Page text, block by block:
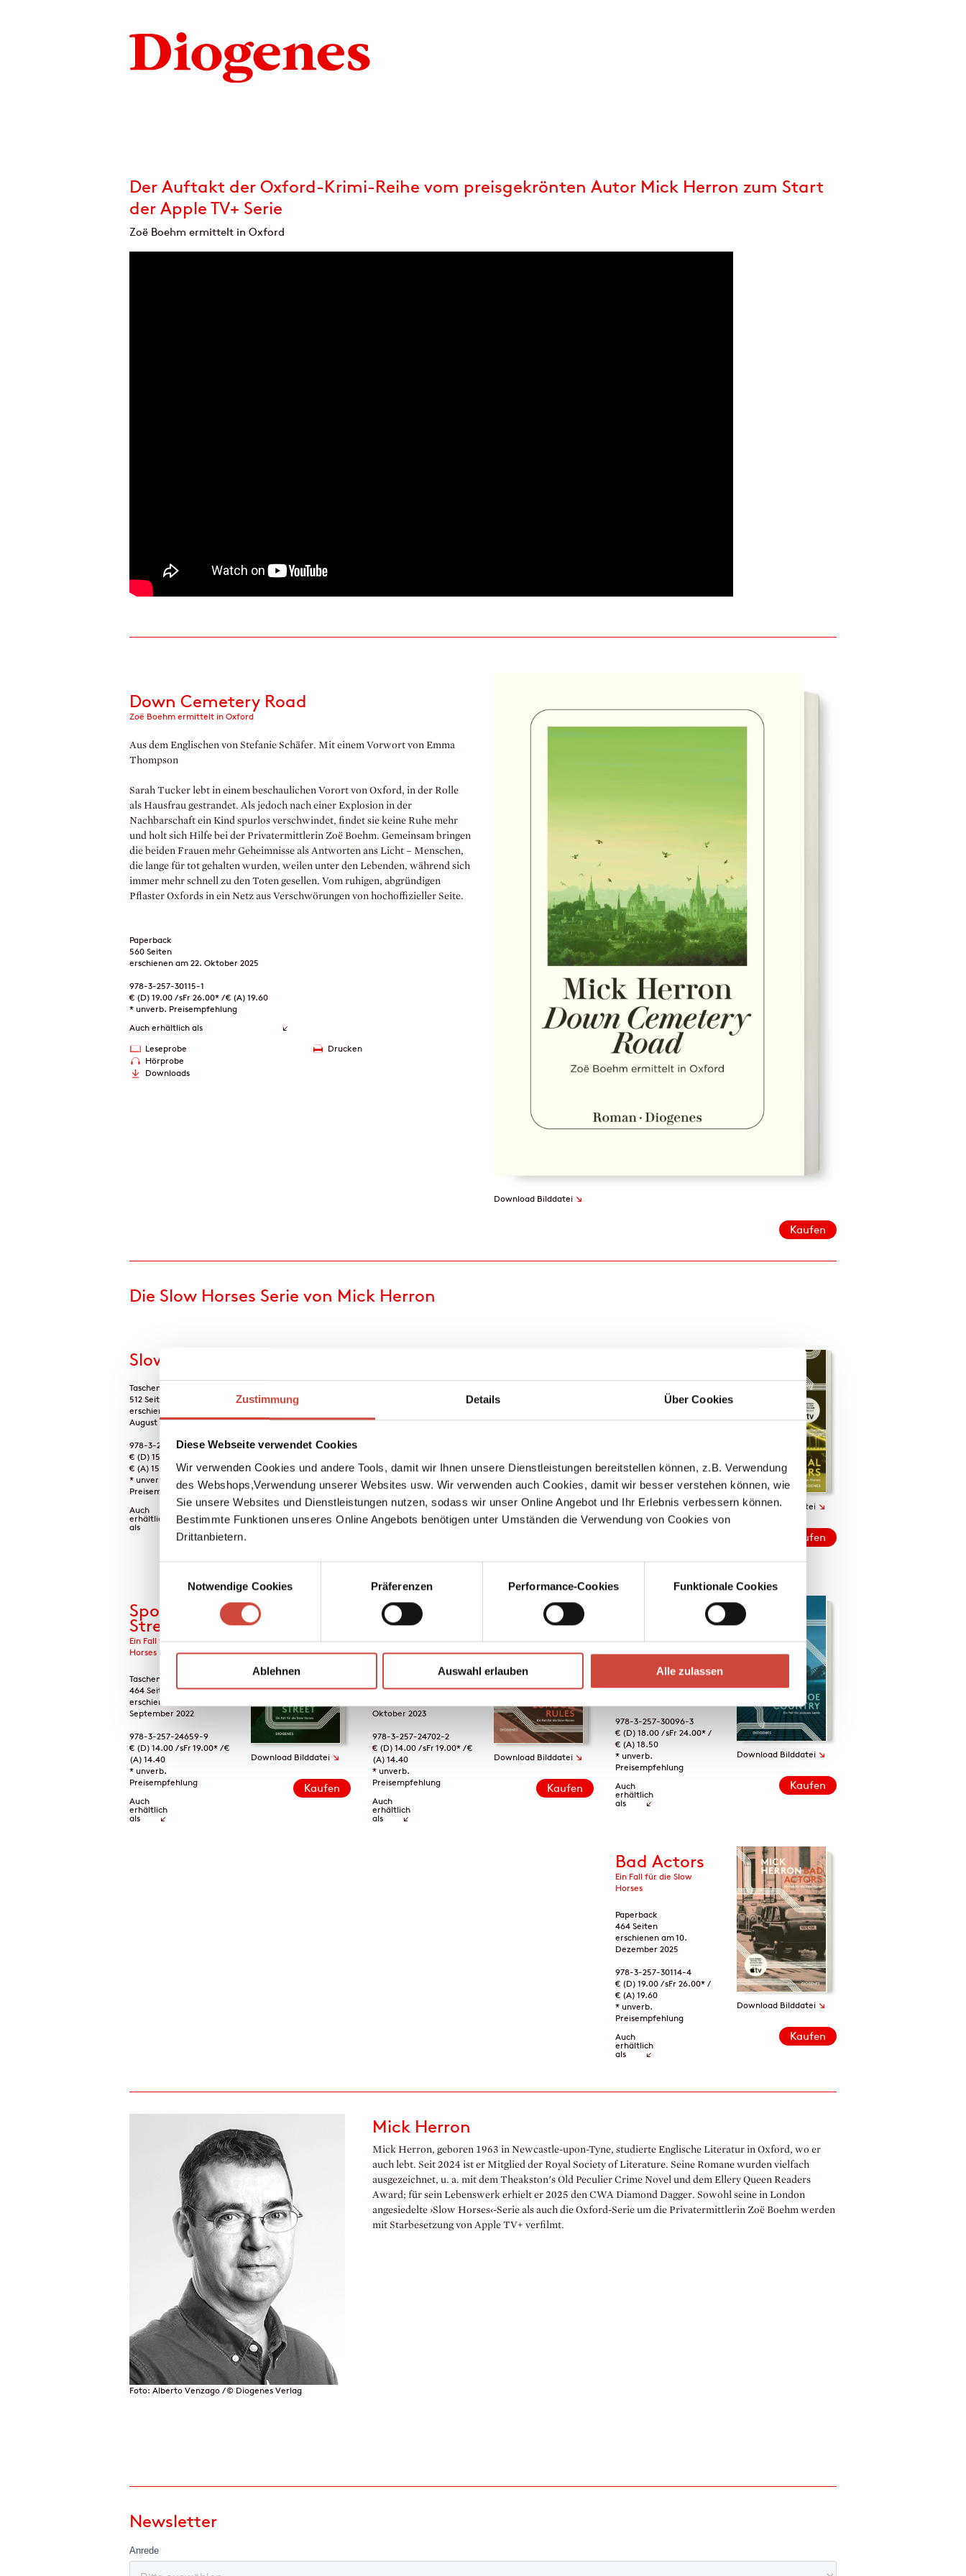
Zustimmung Details Über Cookies
Diese Webseite verwendet Cookies
Wir verwenden Cookies und andere Tools, damit wir Ihnen unsere Dienstleistungen bereitstellen können, z.B. Verwendung
des Webshops,Verwendung unserer Websites usw. Wir verwenden auch Cookies, damit wir besser verstehen können, wie
Sie unsere Websites und Dienstleistungen nutzen, sodass wir unser Online Angebot und Ihr Erlebnis verbessern können.
Bestimmte Funktionen unseres Online Angebots benötigen unter Umständen die Verwendung von Cookies von
Drittanbietern.
Notwendige Cookies
Präferenzen Performance-Cookies Funktionale Cookies
Ablehnen Auswahl erlauben Alle zulassen
Der Auftakt der Oxford-Krimi-Reihe vom preisgekrönten Autor Mick Herron zum Start
der Apple TV+ Serie
Zoë Boehm ermittelt in Oxford
Download Bilddatei ↘
Kaufen
Down Cemetery Road
Zoë Boehm ermittelt in Oxford
Aus dem Englischen von Stefanie Schäfer. Mit einem Vorwort von Emma
Thompson
Sarah Tucker lebt in einem beschaulichen Vorort von Oxford, in der Rolle
als Hausfrau gestrandet. Als jedoch nach einer Explosion in der
Nachbarschaft ein Kind spurlos verschwindet, findet sie keine Ruhe mehr
und holt sich Hilfe bei der Privatermittlerin Zoë Boehm. Gemeinsam bringen
die beiden Frauen mehr Geheimnisse als Antworten ans Licht – Menschen,
die lange für tot gehalten wurden, weilen unter den Lebenden, während sich
immer mehr schnell zu den Toten gesellen. Vom ruhigen, abgründigen
Pflaster Oxfords in ein Netz aus Verschwörungen von hochoffizieller Seite.
Paperback
560 Seiten
erschienen am 22. Oktober 2025
978-3-257-30115-1
€ (D) 19.00 / sFr 26.00* / € (A) 19.60
* unverb. Preisempfehlung
Auch erhältlich als
Leseprobe
Hörprobe
Downloads
Drucken
Die Slow Horses Serie von Mick Herron
Download Bilddatei ↘
Slow Horses
Taschenbuch
512 Seiten
erschienen am 28.
August 2019
978-3-257-24505-9
€ (D) 15.00 / sFr 20.00* /
€ (A) 15.50
* unverb.
Preisempfehlung
Auch
erhältlich
als
Download Bilddatei ↘
978-3-257-24555-4
€ (D) 15.00 / sFr 20.00* /
* unverb.
Preisempfehlung
Download Bilddatei ↘
Kaufen
978-3-257-24614-8
€ (D) 15.00 / sFr 20.00* /
* unverb.
Preisempfehlung
Download Bilddatei ↘
Kaufen
Spook
Street
Ein Fall für die Slow
Horses
Taschenbuch
464 Seiten
erschienen am 28.
September 2022
978-3-257-24659-9
€ (D) 14.00 / sFr 19.00* / €
(A) 14.40
* unverb.
Preisempfehlung
Auch
erhältlich
als
Download Bilddatei ↘
Kaufen
London
Rules
Ein Fall für die Slow
Horses
496 Seiten
Oktober 2023
978-3-257-24702-2
€ (D) 14.00 / sFr 19.00* / €
(A) 14.40
* unverb.
Preisempfehlung
Auch
erhältlich
als
Download Bilddatei ↘
Kaufen
Joe Country
480 Seiten
erschienen am 23.
978-3-257-30096-3
€ (D) 18.00 / sFr 24.00* /
€ (A) 18.50
* unverb.
Preisempfehlung
Auch
erhältlich
als
Download Bilddatei ↘
Kaufen
Bad Actors
Ein Fall für die Slow
Horses
Paperback
464 Seiten
erschienen am 10.
Dezember 2025
978-3-257-30114-4
€ (D) 19.00 / sFr 26.00* /
€ (A) 19.60
* unverb.
Preisempfehlung
Auch
erhältlich
als
Foto: Alberto Venzago / © Diogenes Verlag
Mick Herron
Mick Herron, geboren 1963 in Newcastle-upon-Tyne, studierte Englische Literatur in Oxford, wo er
auch lebt. Seit 2024 ist er Mitglied der Royal Society of Literature. Seine Romane wurden vielfach
ausgezeichnet, u. a. mit dem Theakston's Old Peculier Crime Novel und dem Ellery Queen Readers
Award; für sein Lebenswerk erhielt er 2025 den CWA Diamond Dagger. Sowohl seine in London
angesiedelte ›Slow Horses‹-Serie als auch die Oxford-Serie um die Privatermittlerin Zoë Boehm werden
mit Starbesetzung von Apple TV+ verfilmt.
Newsletter